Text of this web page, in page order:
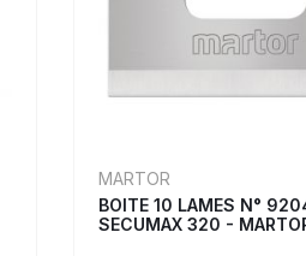
MARTOR
BOITE 10 LAMES N°
SECUMAX 320 -